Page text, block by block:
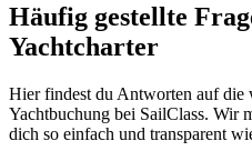
Häufig gestellte
Yachtcharter
Hier findest du Antworten auf die
Yachtbuchung bei SailClass. Wir
dich so einfach und transparent